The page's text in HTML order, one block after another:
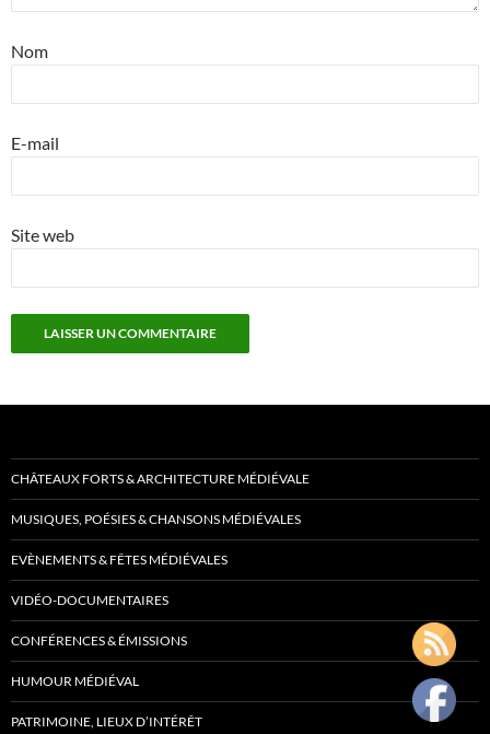
Nom
E-mail
Site web
CHÂTEAUX FORTS & ARCHITECTURE MÉDIÉVALE
MUSIQUES, POÉSIES & CHANSONS MÉDIÉVALES
EVÈNEMENTS & FÊTES MÉDIÉVALES
VIDÉO-DOCUMENTAIRES
CONFÉRENCES & ÉMISSIONS
HUMOUR MÉDIÉVAL
PATRIMOINE, LIEUX D’INTÉRÊT